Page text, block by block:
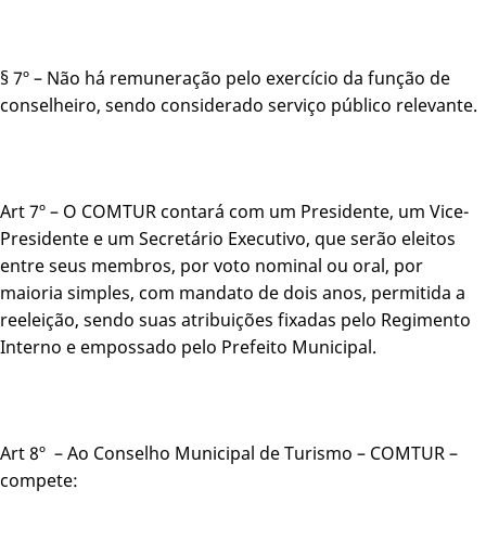
§ 7º – Não há remuneração pelo exercício da função de
conselheiro, sendo considerado serviço público relevante.
Art 7º – O COMTUR contará com um Presidente, um Vice-
Presidente e um Secretário Executivo, que serão eleitos
entre seus membros, por voto nominal ou oral, por
maioria simples, com mandato de dois anos, permitida a
reeleição, sendo suas atribuições fixadas pelo Regimento
Interno e empossado pelo Prefeito Municipal.
Art 8º – Ao Conselho Municipal de Turismo – COMTUR –
compete: